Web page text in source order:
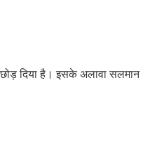
दिया है। इसके अलावा सलमान